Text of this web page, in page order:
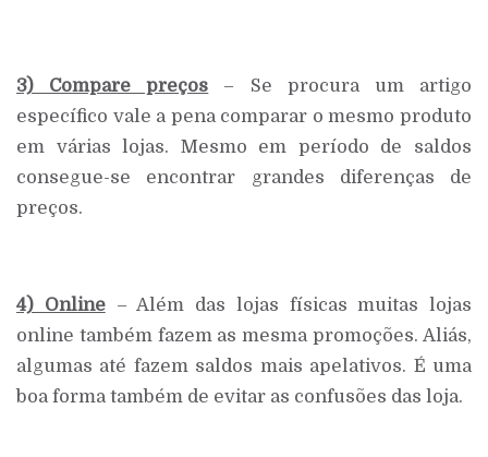
3) Compare preços – Se procura um artigo
específico vale a pena comparar o mesmo produto
em várias lojas. Mesmo em período de saldos
consegue-se encontrar grandes diferenças de
preços.
4) Online– Além das lojas físicas muitas lojas
online também fazem as mesma promoções. Aliás,
algumas até fazem saldos mais apelativos. É uma
boa forma também de evitar as confusões das loja.